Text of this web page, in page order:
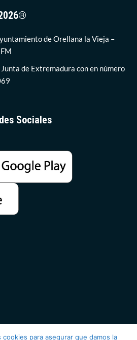
de Orellana la Vieja –
de Extremadura con en número
Sociales
cookies para asegurar que damos la